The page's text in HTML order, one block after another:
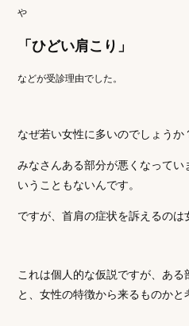
や
「ひどい肩こり」
などが受診理由でした。
なぜ若い女性に多いのでしょうか
みなさんある部分が悪くなってい
いうこともないんです。
ですが、首肩の症状を訴えるのは
これは個人的な仮説ですが、ある
と、女性の特徴から来るものかと